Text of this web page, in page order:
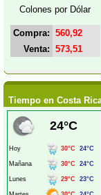
Colones por Dólar
Compra: 560,92
Venta: 573,51
Tiempo en Costa